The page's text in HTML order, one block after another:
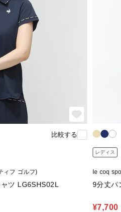
比較する
ィフ ゴルフ)
ツ LG6SHS02L
レディス
le coq
9分丈パ
¥7,700